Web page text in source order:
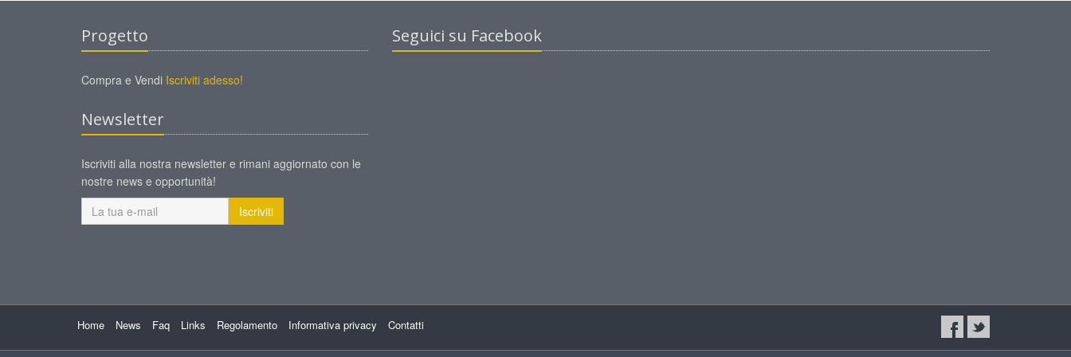
Progetto
Compra e Vendi Iscriviti adesso!
Newsletter
Iscriviti alla nostra newsletter e rimani aggiornato con le
nostre news e opportunità!
Iscriviti
Seguici su Facebook
Home News Faq Links Regolamento Informativa privacy Contatti